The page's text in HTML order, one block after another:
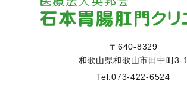
〒640-8329
和歌山県和歌山市田中町3-1
Tel.073-422-6524